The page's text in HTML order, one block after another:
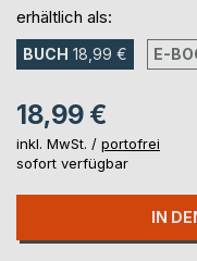
erhältlich als:
BUCH 18,99 € E-
18,99 €
inkl. MwSt. / portofrei
sofort verfügbar
IN